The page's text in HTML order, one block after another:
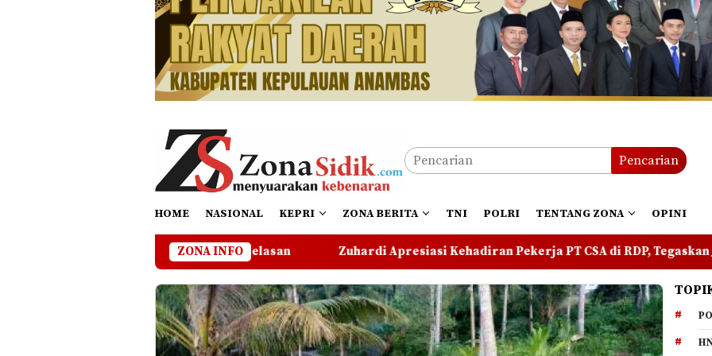
Pencarian
HOME NASIONAL KEPRI ZONA BERITA TNI POLRI TENTANG ZONA OPINI
ZONA INFOZuhardi Apresiasi Kehadiran Pekerja PT CSA di RDP, Tegaskan Jangan Ada yang